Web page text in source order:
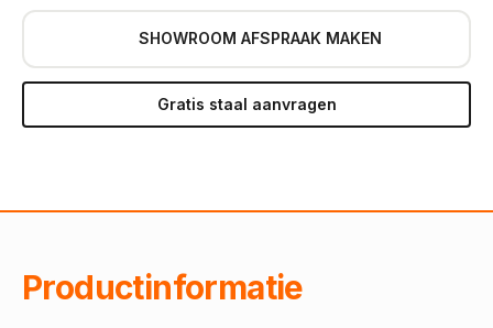
SHOWROOM AFSPRAAK MAKEN
Gratis staal aanvragen
Productinformatie